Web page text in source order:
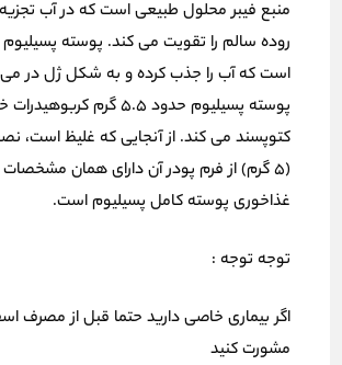
منبع فیبر محلول طبیعی است که در آب
روده سالم را تقویت می کند. پوسته
پوسته پسیلیوم حدود 5.5 گرم
کتوپسند می کند. از آنجایی که غلیظ است،
(5 گرم) از فرم پودر آن دارای همان
غذاخوری پوسته کامل پسیلیوم است.
توجه توجه :
اگر بیماری خاصی دارید حتما قبل از مصرف
مشورت کنید